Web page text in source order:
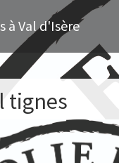
à Val d'Isère
tignes